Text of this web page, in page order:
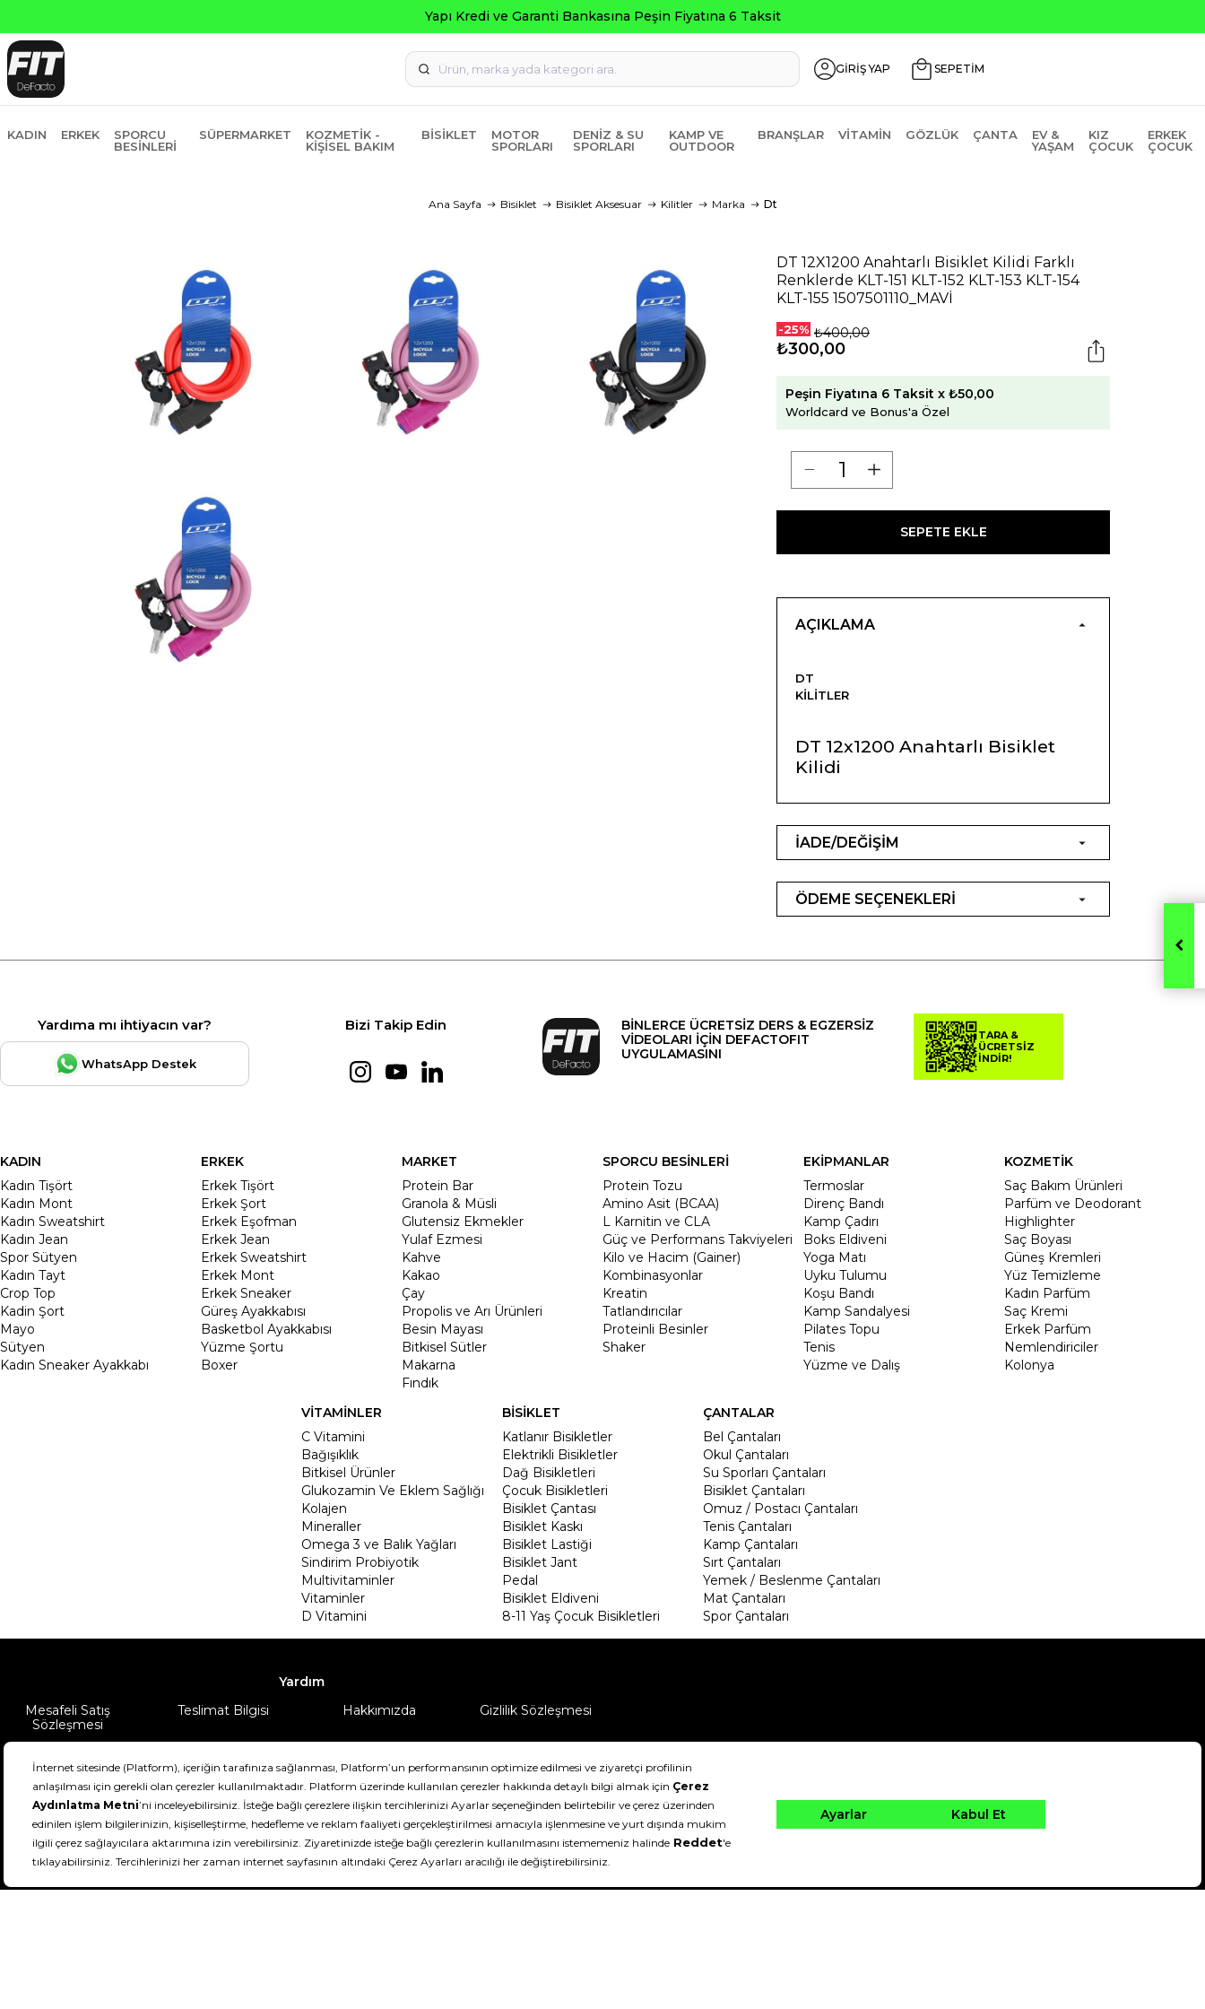
Yapı Kredi ve Garanti Bankasına Peşin Fiyatına 6 Taksit
GİRİŞ YAP SEPETİM
KADIN ERKEK
SPORCU
BESINLERI
SÜPERMARKET
KOZMETIK -
KIŞISEL BAKIM
BISIKLET
MOTOR
SPORLARI
DENIZ & SU
SPORLARI
KAMP VE
OUTDOOR
BRANŞLAR VITAMIN GÖZLÜK ÇANTA
EV &
YAŞAM
KIZ
ÇOCUK
ERKEK
ÇOCUK
Ana Sayfa Bisiklet Bisiklet Aksesuar Kilitler Marka Dt
DT 12X1200 Anahtarlı Bisiklet Kilidi Farklı
Renklerde KLT-151 KLT-152 KLT-153 KLT-154
KLT-155 1507501110_MAVİ
-25% ₺400,00
₺300,00
Peşin Fiyatına 6 Taksit x ₺50,00
Worldcard ve Bonus'a Özel
SEPETE EKLE
AÇIKLAMA
DT
KILITLER
DT 12x1200 Anahtarlı Bisiklet
Kilidi
İADE/DEĞİŞİM
ÖDEME SEÇENEKLERİ
Yardıma mı ihtiyacın var?
WhatsApp Destek
Bizi Takip Edin
BİNLERCE ÜCRETSİZ DERS & EGZERSİZ
VİDEOLARI İÇİN DEFACTOFIT
UYGULAMASINI
TARA &
ÜCRETSİZ
İNDİR!
KADIN
Kadın Tişört
Kadın Mont
Kadın Sweatshirt
Kadın Jean
Spor Sütyen
Kadın Tayt
Crop Top
Kadin Şort
Mayo
Sütyen
Kadın Sneaker Ayakkabı
ERKEK
Erkek Tişört
Erkek Şort
Erkek Eşofman
Erkek Jean
Erkek Sweatshirt
Erkek Mont
Erkek Sneaker
Güreş Ayakkabısı
Basketbol Ayakkabısı
Yüzme Şortu
Boxer
MARKET
Protein Bar
Granola & Müsli
Glutensiz Ekmekler
Yulaf Ezmesi
Kahve
Kakao
Çay
Propolis ve Arı Ürünleri
Besin Mayası
Bitkisel Sütler
Makarna
Fındık
SPORCU BESİNLERİ
Protein Tozu
Amino Asit (BCAA)
L Karnitin ve CLA
Güç ve Performans Takviyeleri
Kilo ve Hacim (Gainer)
Kombinasyonlar
Kreatin
Tatlandırıcılar
Proteinli Besinler
Shaker
EKİPMANLAR
Termoslar
Direnç Bandı
Kamp Çadırı
Boks Eldiveni
Yoga Matı
Uyku Tulumu
Koşu Bandı
Kamp Sandalyesi
Pilates Topu
Tenis
Yüzme ve Dalış
KOZMETİK
Saç Bakım Ürünleri
Parfüm ve Deodorant
Highlighter
Saç Boyası
Güneş Kremleri
Yüz Temizleme
Kadın Parfüm
Saç Kremi
Erkek Parfüm
Nemlendiriciler
Kolonya
VİTAMİNLER
C Vitamini
Bağışıklık
Bitkisel Ürünler
Glukozamin Ve Eklem Sağlığı
Kolajen
Mineraller
Omega 3 ve Balık Yağları
Sindirim Probiyotik
Multivitaminler
Vitaminler
D Vitamini
BİSİKLET
Katlanır Bisikletler
Elektrikli Bisikletler
Dağ Bisikletleri
Çocuk Bisikletleri
Bisiklet Çantası
Bisiklet Kaskı
Bisiklet Lastiği
Bisiklet Jant
Pedal
Bisiklet Eldiveni
8-11 Yaş Çocuk Bisikletleri
ÇANTALAR
Bel Çantaları
Okul Çantaları
Su Sporları Çantaları
Bisiklet Çantaları
Omuz / Postacı Çantaları
Tenis Çantaları
Kamp Çantaları
Sırt Çantaları
Yemek / Beslenme Çantaları
Mat Çantaları
Spor Çantaları
Yardım
Mesafeli Satış
Sözleşmesi
Teslimat Bilgisi Hakkımızda Gizlilik Sözleşmesi
DeFactoFIT ©️ 2022-2026. Tüm hakları saklıdır.